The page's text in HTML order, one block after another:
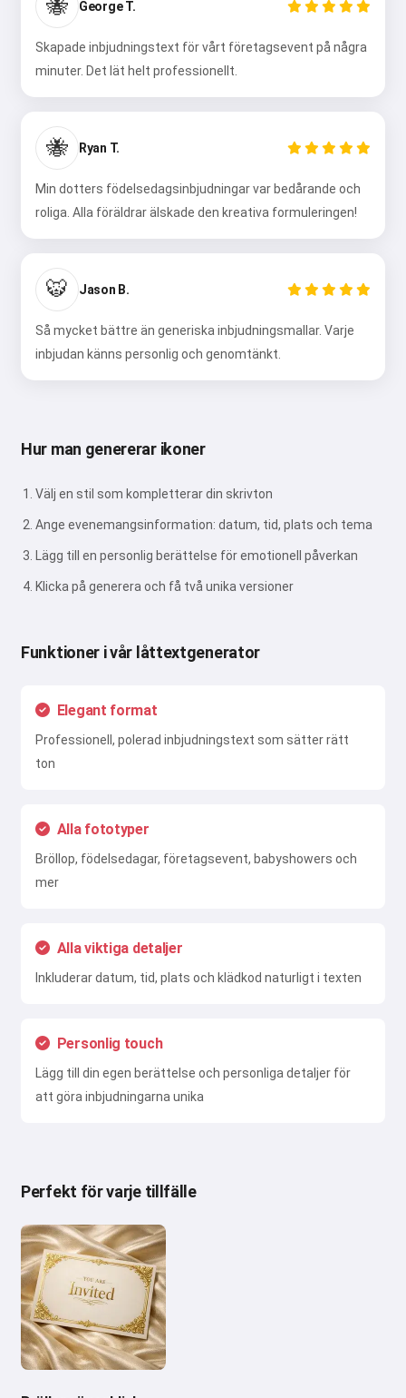
🐝 George T.
Skapade inbjudningstext för vårt företagsevent på några
minuter. Det lät helt professionellt.
🐝 Ryan T.
Min dotters födelsedagsinbjudningar var bedårande och
roliga. Alla föräldrar älskade den kreativa formuleringen!
🐯 Jason B.
Så mycket bättre än generiska inbjudningsmallar. Varje
inbjudan känns personlig och genomtänkt.
Hur man genererar ikoner
Välj en stil som kompletterar din skrivton
Ange evenemangsinformation: datum, tid, plats och tema
Lägg till en personlig berättelse för emotionell påverkan
Klicka på generera och få två unika versioner
Funktioner i vår låttextgenerator
Elegant format
Professionell, polerad inbjudningstext som sätter rätt
ton
Alla fototyper
Bröllop, födelsedagar, företagsevent, babyshowers och
mer
Alla viktiga detaljer
Inkluderar datum, tid, plats och klädkod naturligt i texten
Personlig touch
Lägg till din egen berättelse och personliga detaljer för
att göra inbjudningarna unika
Perfekt för varje tillfälle
Jag kan skapa låtar, skriva dikter
Jag accepterar:Användarvillkor,
Återbetalningspolicy